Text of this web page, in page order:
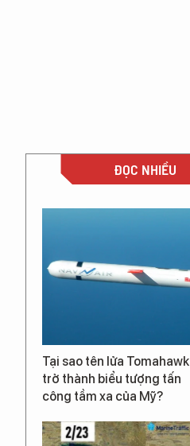
ĐỌC NHIỀU
Tại sao tên lửa Tomahawk
trở thành biểu tượng tấn
công tầm xa của Mỹ?